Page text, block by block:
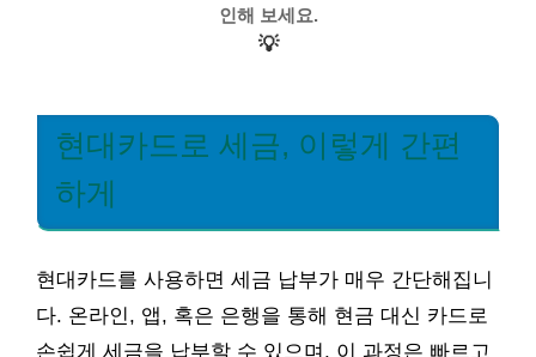
인해 보세요.
💡
현대카드로 세금, 이렇게 간편
하게
현대카드를 사용하면 세금 납부가 매우 간단해집니
다. 온라인, 앱, 혹은 은행을 통해 현금 대신 카드로
손쉽게 세금을 납부할 수 있으며, 이 과정은 빠르고